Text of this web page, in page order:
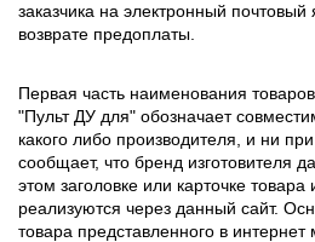
заказчика на электронный
возврате предоплаты.
Первая часть наименования
"Пульт ДУ для" обозначает
какого либо производителя, и ни
сообщает, что бренд изготовителя
этом заголовке или карточке товара
реализуются через данный сайт.
товара представленного в